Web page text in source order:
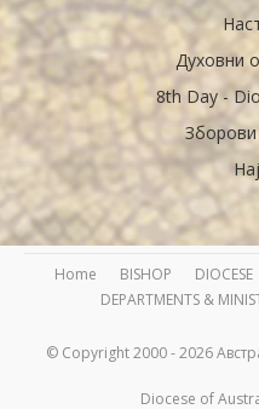
Духовни
8th Day -
Home BISHOP DIOCESE
DEPARTMENTS &
© Copyright 2000 - 2026
Diocese of